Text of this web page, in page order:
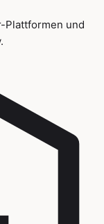
Plattformen und